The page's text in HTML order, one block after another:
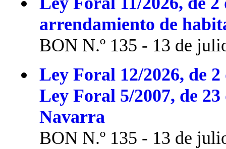
arrendamiento de
BON N.º 135 - 13 de
Ley Foral 12/2026, de
Ley Foral 5/2007, de
Navarra
BON N.º 135 - 13 de